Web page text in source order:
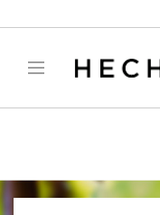
: filter_var()
manager/public/